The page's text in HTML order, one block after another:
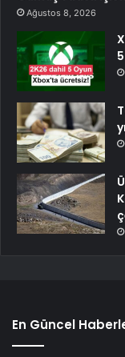
Ağustos 8, 2026
En Güncel